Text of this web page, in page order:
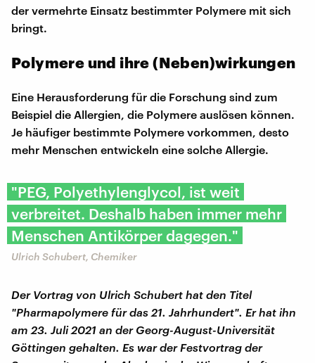
der vermehrte Einsatz bestimmter Polymere mit sich
bringt.
Polymere und ihre (Neben)wirkungen
Eine Herausforderung für die Forschung sind zum
Beispiel die Allergien, die Polymere auslösen können.
Je häufiger bestimmte Polymere vorkommen, desto
mehr Menschen entwickeln eine solche Allergie.
"PEG, Polyethylenglycol, ist weit
verbreitet. Deshalb haben immer mehr
Menschen Antikörper dagegen."
Ulrich Schubert, Chemiker
Der Vortrag von Ulrich Schubert hat den Titel
"Pharmapolymere für das 21. Jahrhundert". Er hat ihn
am 23. Juli 2021 an der Georg-August-Universität
Göttingen gehalten. Es war der Festvortrag der